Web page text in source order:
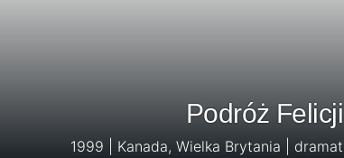
Podróż Felicji
1999 | Kanada, Wielka Brytania | dramat